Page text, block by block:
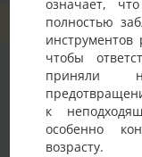
означает,
полностью
инструментов
чтобы
приняли
к
особенно
возрасту.
Изображения не